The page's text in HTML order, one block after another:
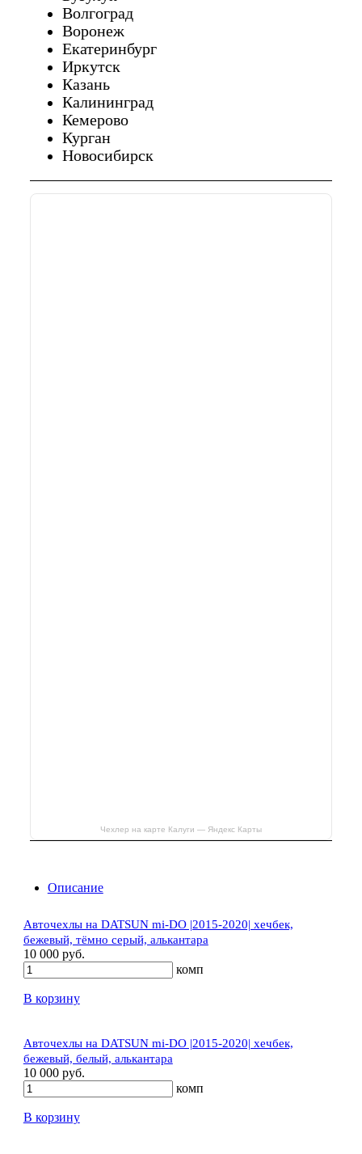
Волгоград
Воронеж
Екатеринбург
Иркутск
Казань
Калининград
Кемерово
Курган
Новосибирск
Чехлер на карте Калуги — Яндекс Карты
Описание
Авточехлы на DATSUN mi-DO |2015-2020| хечбек,
бежевый, тёмно серый, алькантара
10 000 руб.
комп
В корзину
Авточехлы на DATSUN mi-DO |2015-2020| хечбек,
бежевый, белый, алькантара
10 000 руб.
комп
В корзину